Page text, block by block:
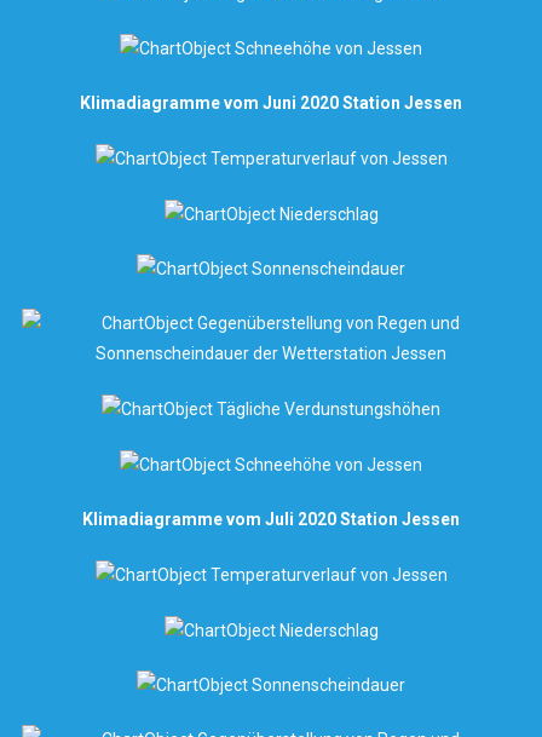
Klimadiagramme vom Juni 2020 Station Jessen
Klimadiagramme vom Juli 2020 Station Jessen